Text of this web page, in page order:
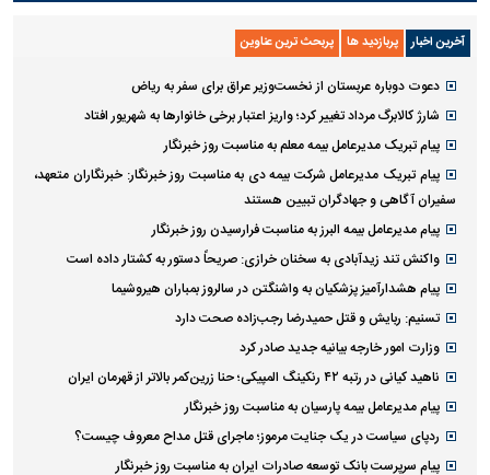
آخرین اخبار پربازدید ها پربحث ترین عناوین
دعوت دوباره عربستان از نخست‌وزیر عراق برای سفر به ریاض
شارژ کالابرگ مرداد تغییر کرد؛ واریز اعتبار برخی خانوار‌ها به شهریور افتاد
پیام تبریک مدیرعامل بیمه معلم به مناسبت روز خبرنگار
پیام تبریک مدیرعامل شرکت بیمه دی به مناسبت روز خبرنگار: خبرنگاران متعهد،
سفیران آگاهی و جهادگران تبیین هستند
پیام مدیرعامل بیمه البرز به مناسبت فرارسیدن روز خبرنگار
واکنش تند زیدآبادی به سخنان خرازی: صریحاً دستور به کشتار داده است
پیام هشدارآمیز پزشکیان به واشنگتن در سالروز بمباران هیروشیما
تسنیم: ربایش و قتل حمیدرضا رجب‌زاده صحت دارد
وزارت امور خارجه بیانیه جدید صادر کرد
ناهید کیانی در رتبه ۴۲ رنکینگ المپیکی؛ حنا زرین‌کمر بالاتر از قهرمان ایران
پیام مدیرعامل بیمه پارسیان به مناسبت روز خبرنگار
ردپای سیاست در یک جنایت مرموز؛ ماجرای قتل مداح معروف چیست؟
پیام سرپرست بانک توسعه صادرات ایران به مناسبت روز خبرنگار